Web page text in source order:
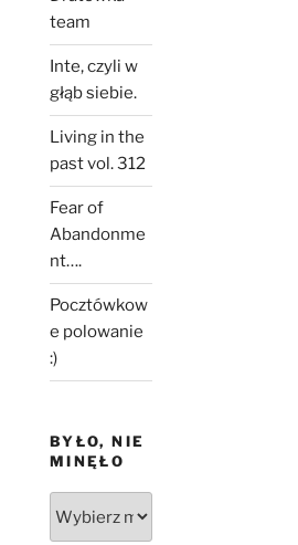
team
Inte, czyli w
głąb siebie.
Living in the
past vol. 312
Fear of
Abandonme
nt….
Pocztówkow
e polowanie
:)
BYŁO, NIE
MINĘŁO